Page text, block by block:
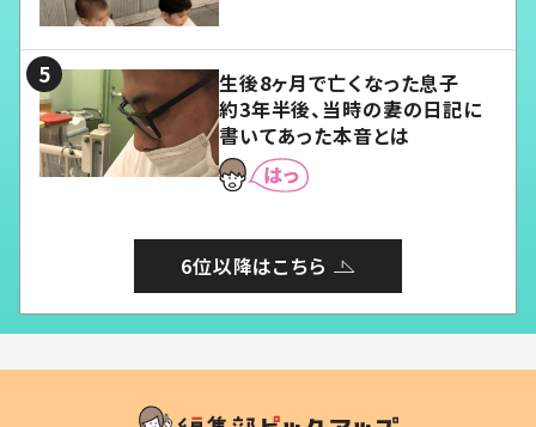
生後8ヶ月で亡くなった息子
約3年半後、当時の妻の日記に
書いてあった本音とは
6位以降はこちら